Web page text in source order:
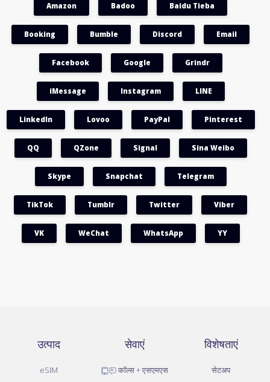
Amazon Badoo Baidu Tieba
Booking Bumble Discord Email
Facebook Google Grindr
iMessage Instagram LINE
LinkedIn Lovoo PayPal Pinterest
QQ QZone Signal Sina Weibo
Skype Snapchat Telegram
TikTok Tumblr Twitter Viber
VK WeChat WhatsApp YY
उत्पाद
eSIM
सेवाएं
कॉल्स + एसएमएस
विशेषताएं
सेटअप